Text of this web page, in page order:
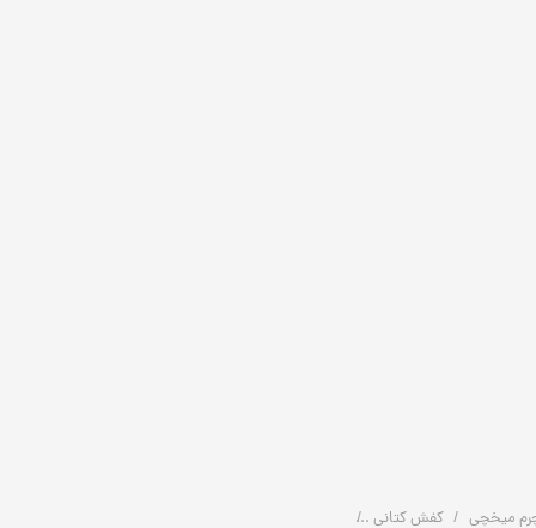
میخچی کفش کتانی